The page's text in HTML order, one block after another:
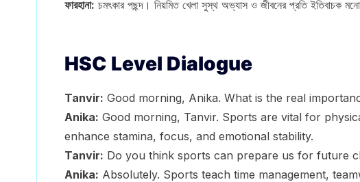
ফারহানা: চমৎকার পছন্দ। নিয়মিত খেলা সুস্থ অভ্যাস ও জীবনের প্রতি ইতিবাচক
HSC Level Dialogue
Tanvir: Good morning, Anika. What is the real
Anika: Good morning, Tanvir. Sports are vital for
enhance stamina, focus, and emotional stability.
Tanvir: Do you think sports can prepare us for future
Anika: Absolutely. Sports teach time management,